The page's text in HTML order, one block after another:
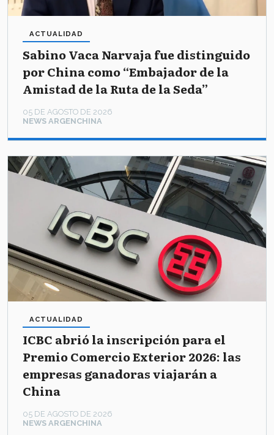
Sabino Vaca Narvaja fue distinguido
por China como “Embajador de la
Amistad de la Ruta de la Seda”
NEWS ARGENCHINA
ACTUALIDAD
05 DE AGOSTO DE 2026
ICBC abrió la inscripción para el
Premio Comercio Exterior 2026: las
empresas ganadoras viajarán a
China
NEWS ARGENCHINA
ACTUALIDAD
05 DE AGOSTO DE 2026